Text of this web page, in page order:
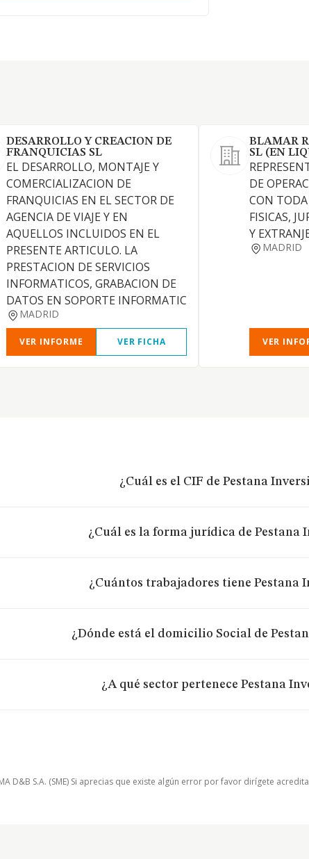
DESARROLLO Y CREACION DE
FRANQUICIAS SL
EL DESARROLLO, MONTAJE Y
COMERCIALIZACION DE
FRANQUICIAS EN EL SECTOR DE
AGENCIA DE VIAJE Y EN
AQUELLOS INCLUIDOS EN EL
PRESENTE ARTICULO. LA
PRESTACION DE SERVICIOS
INFORMATICOS, GRABACION DE
DATOS EN SOPORTE INFORMATIC
MADRID
VER INFORME VER FICHA
BLAMAR
SL (EN
DE
CON TODA
FISICAS,
Y
MADRID
VER
¿Cuál es el CIF de Pestana
¿Cuál es la forma jurídica de Pestana
¿Cuántos trabajadores tiene Pestana
¿Dónde está el domicilio Social de
¿A qué sector pertenece Pestana
D&B S.A. (SME) Si aprecias que existe algún error por favor dirígete